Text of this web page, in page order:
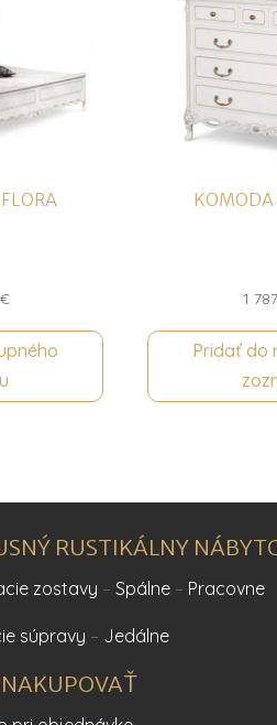
€
KOMODA
1
Pridať do
RUSTIKÁLNY
zostavy – Spálne– Pracovne
súpravy – Jedálne